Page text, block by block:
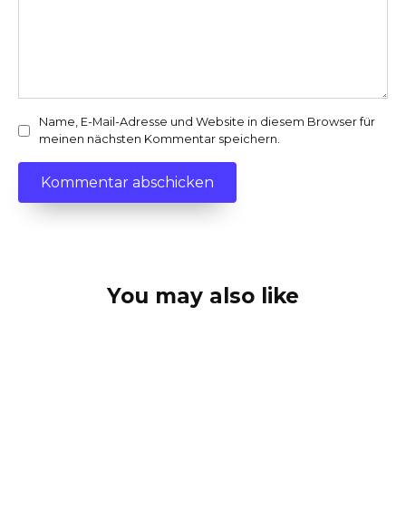
Name, E-Mail-Adresse und Website in diesem Browser für
meinen nächsten Kommentar speichern.
You may also like